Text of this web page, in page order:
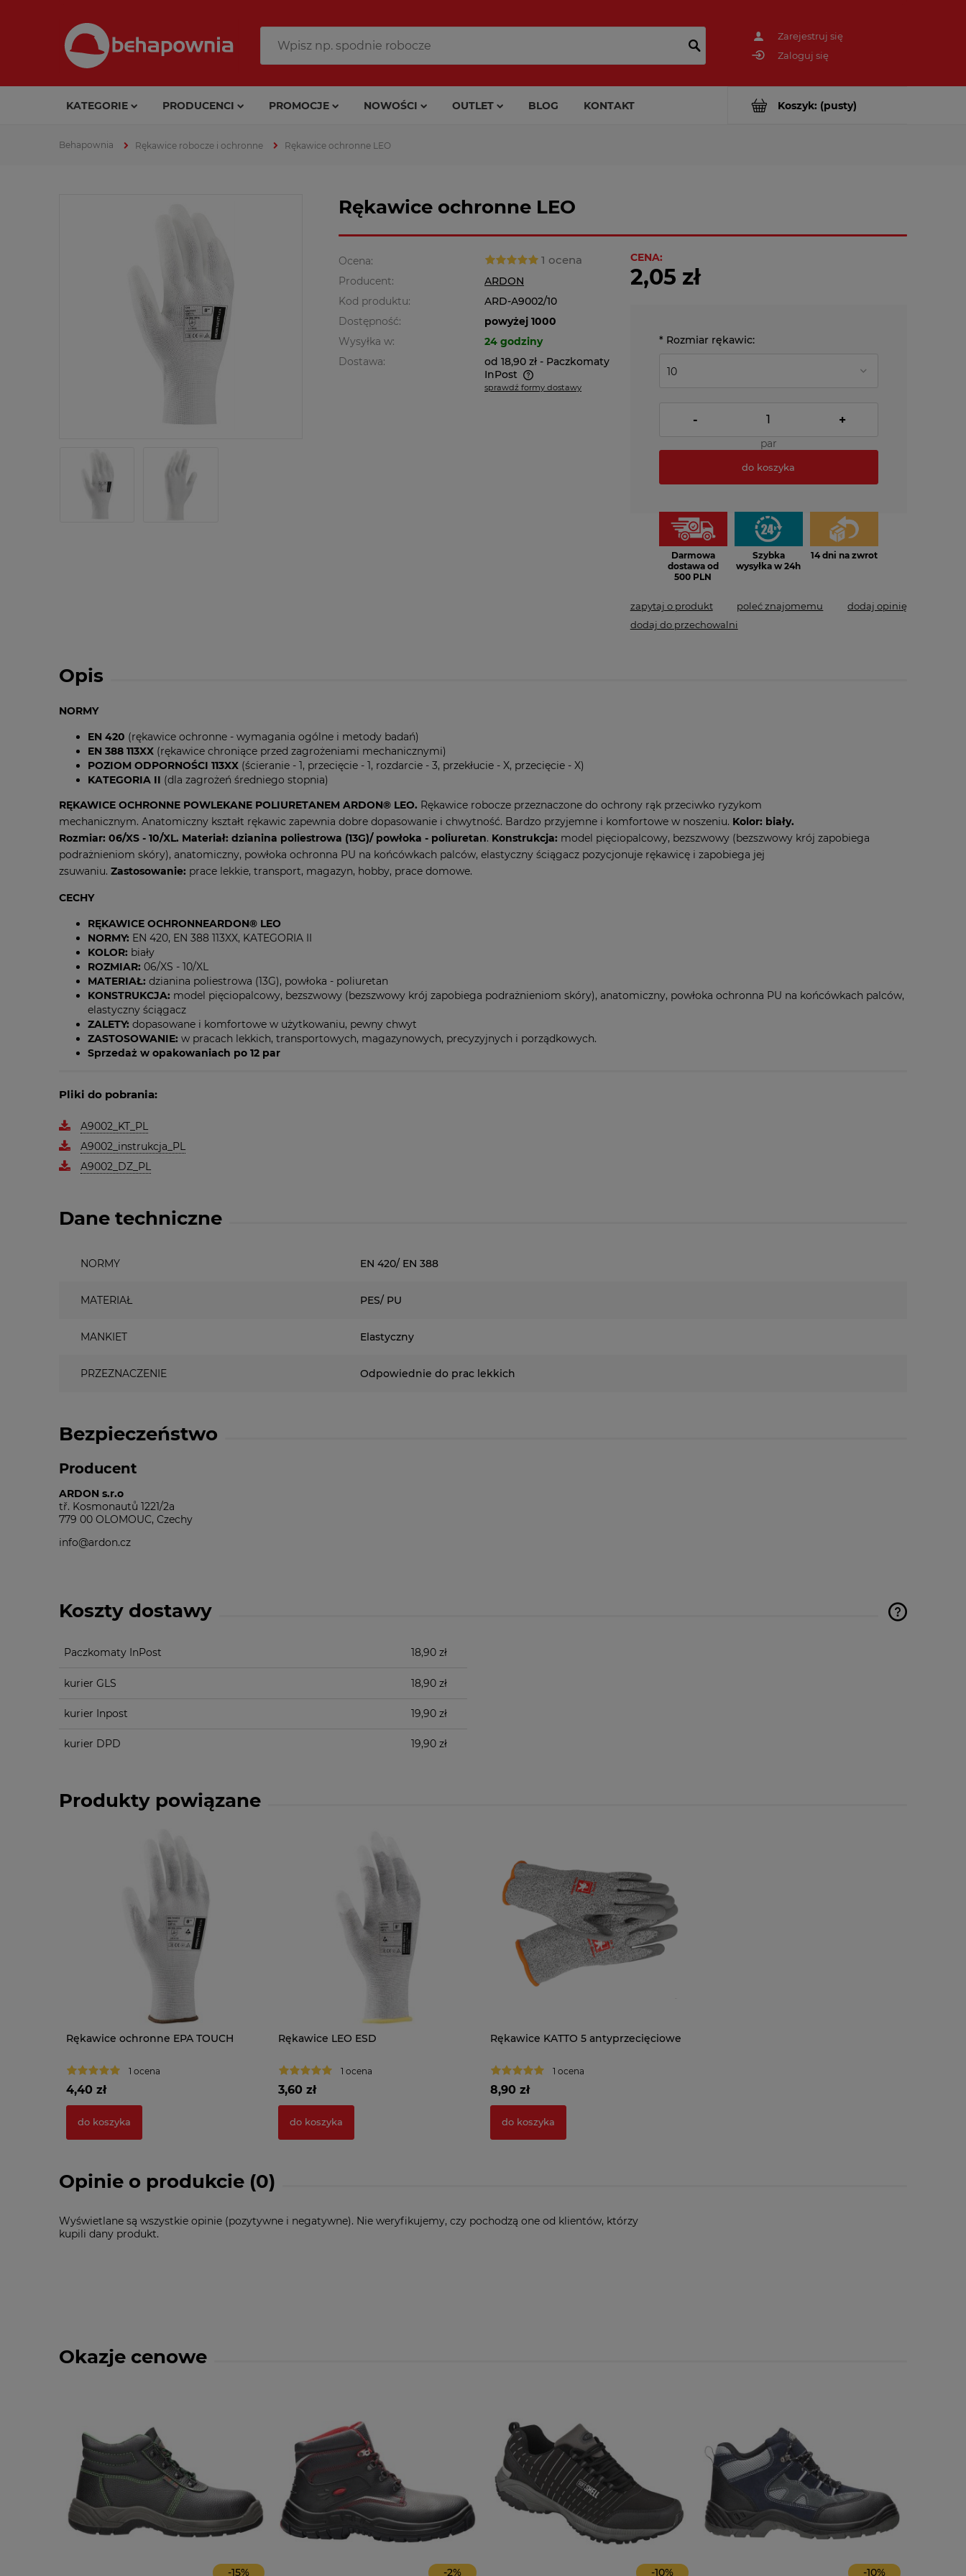
Zarejestruj się
Zaloguj się
Koszyk: (pusty)
KATEGORIE PRODUCENCI PROMOCJE NOWOŚCI OUTLET BLOG KONTAKT
Rękawice robocze i ochronne Rękawice ochronne LEO
Rękawice ochronne LEO
Ocena: 1 ocena
Producent:
ARDON
Kod produktu:
ARD-A9002/10
Dostępność:
powyżej 1000
Wysyłka w:
24 godziny
Dostawa:
od 18,90 zł - Paczkomaty
InPost
sprawdź formy dostawy
CENA:
2,05 zł
* Rozmiar rękawic:
- +
par
do koszyka
Darmowa
dostawa od
500 PLN
Szybka
wysyłka w 24h
14 dni na zwrot
zapytaj o produkt poleć znajomemu
dodaj opinię
dodaj do przechowalni
Opis
NORMY
EN 420 (rękawice ochronne - wymagania ogólne i metody badań)
EN 388 113XX (rękawice chroniące przed zagrożeniami mechanicznymi)
POZIOM ODPORNOŚCI 113XX (ścieranie - 1, przecięcie - 1, rozdarcie - 3, przekłucie - X, przecięcie - X)
KATEGORIA II (dla zagrożeń średniego stopnia)
RĘKAWICE OCHRONNE POWLEKANE POLIURETANEM ARDON® LEO. Rękawice robocze przeznaczone do ochrony rąk przeciwko ryzykom
mechanicznym. Anatomiczny kształt rękawic zapewnia dobre dopasowanie i chwytność. Bardzo przyjemne i komfortowe w noszeniu. Kolor: biały.
Rozmiar: 06/XS - 10/XL. Materiał: dzianina poliestrowa (13G)/ powłoka - poliuretan. Konstrukcja: model pięciopalcowy, bezszwowy (bezszwowy krój zapobiega
podrażnieniom skóry), anatomiczny, powłoka ochronna PU na końcówkach palców, elastyczny ściągacz pozycjonuje rękawicę i zapobiega jej
zsuwaniu. Zastosowanie: prace lekkie, transport, magazyn, hobby, prace domowe.
CECHY
RĘKAWICE OCHRONNEARDON® LEO
NORMY: EN 420, EN 388 113XX, KATEGORIA II
KOLOR: biały
ROZMIAR: 06/XS - 10/XL
MATERIAŁ: dzianina poliestrowa (13G), powłoka - poliuretan
KONSTRUKCJA: model pięciopalcowy, bezszwowy (bezszwowy krój zapobiega podrażnieniom skóry), anatomiczny, powłoka ochronna PU na końcówkach palców,
elastyczny ściągacz
ZALETY: dopasowane i komfortowe w użytkowaniu, pewny chwyt
ZASTOSOWANIE: w pracach lekkich, transportowych, magazynowych, precyzyjnych i porządkowych.
Sprzedaż w opakowaniach po 12 par
Pliki do pobrania:
A9002_KT_PL
A9002_instrukcja_PL
A9002_DZ_PL
Dane techniczne
NORMY EN 420/ EN 388
MATERIAŁ PES/ PU
MANKIET Elastyczny
PRZEZNACZENIE Odpowiednie do prac lekkich
Bezpieczeństwo
Producent
ARDON s.r.o
tř. Kosmonautů 1221/2a
779 00 OLOMOUC, Czechy
info@ardon.cz
Koszty dostawy
Paczkomaty InPost 18,90 zł
kurier GLS 18,90 zł
kurier Inpost 19,90 zł
kurier DPD 19,90 zł
Produkty powiązane
Rękawice ochronne EPA TOUCH
1 ocena
4,40 zł
do koszyka
Rękawice LEO ESD
1 ocena
3,60 zł
do koszyka
Rękawice KATTO 5 antyprzecięciowe
1 ocena
8,90 zł
do koszyka
Opinie o produkcie (0)
Wyświetlane są wszystkie opinie (pozytywne i negatywne). Nie weryfikujemy, czy pochodzą one od klientów, którzy
kupili dany produkt.
Okazje cenowe
-15% -2% -10% -10%